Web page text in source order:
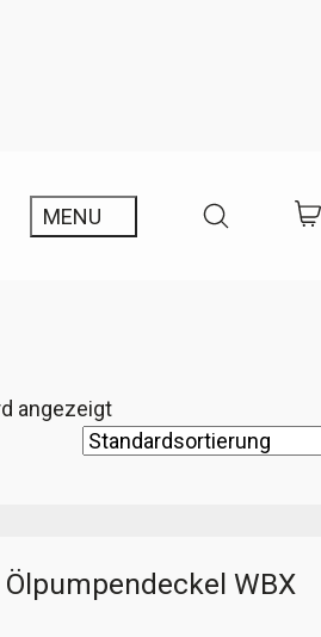
angezeigt
WBX